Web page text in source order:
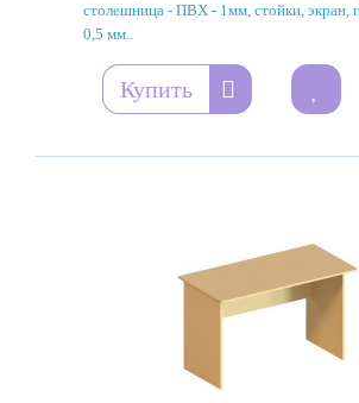
столешница - ПВХ - 1мм, стойки, экран,
0,5 мм..
Купить